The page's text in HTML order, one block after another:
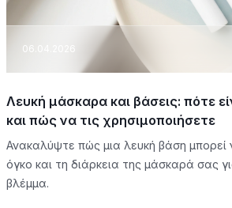
06.04.2026
Λευκή μάσκαρα και βάσεις: πότε
και πώς να τις χρησιμοποιήσετε
Ανακαλύψτε πώς μια λευκή βάση μπορεί
όγκο και τη διάρκεια της μάσκαρά σας
βλέμμα.